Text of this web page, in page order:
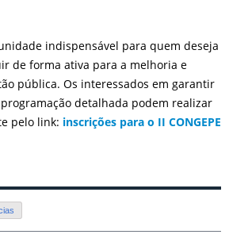
indispensável para quem deseja
de forma ativa para a melhoria e
pública. Os interessados em garantir
detalhada podem realizar
pelo link: inscrições para o II CONGEPE